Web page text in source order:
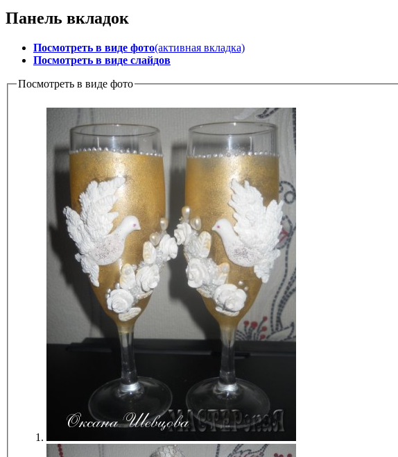
Панель вкладок
Посмотреть в виде фото(активная вкладка)
Посмотреть в виде слайдов
Посмотреть в виде фото